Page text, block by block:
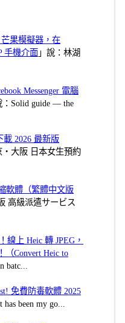
芒果模擬器，在
手機介面 」說：林湖
Messenger 電腦
：Solid guide — the
2026 最新版
・大阪 日本女生預約
軟體（繁體中文版
高級派遣サービス
線上 Heic 轉 JPEG，
（Convert Heic to
batc...
免費防毒軟體 2025
has been my go...